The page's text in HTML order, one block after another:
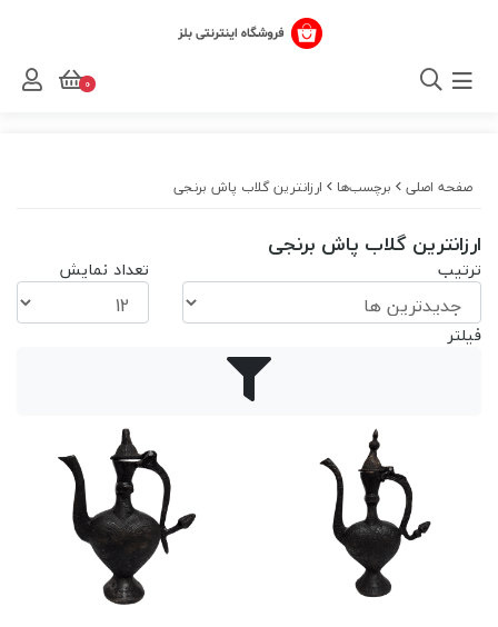
صفحه اصلی برچسب‌ها ارزانترین گلاب پاش برنجی
ارزانترین گلاب پاش برنجی
ترتیب تعداد نمایش
فیلتر
0